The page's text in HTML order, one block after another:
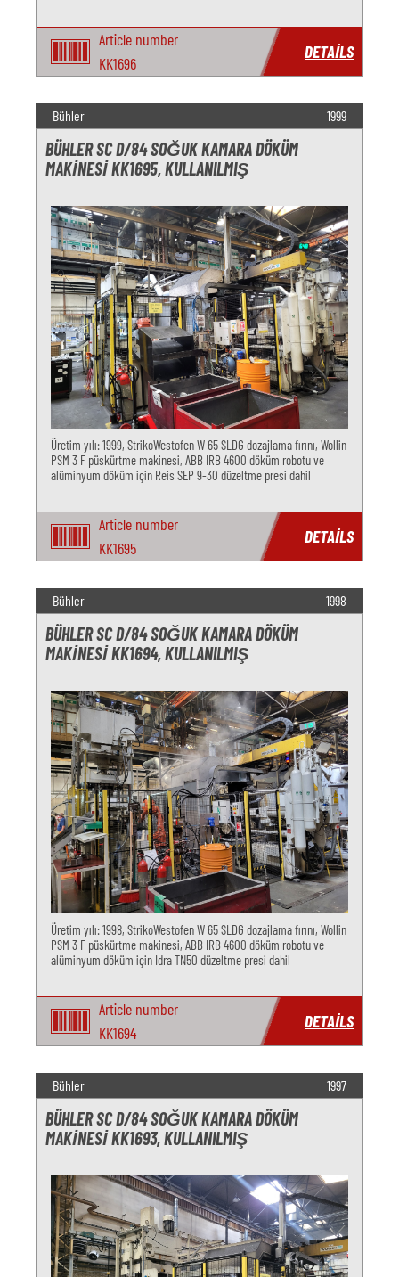
Article number
KK1696
DETAILS
Bühler 1999
BÜHLER SC D/84 SOĞUK KAMARA DÖKÜM
MAKINESI KK1695, KULLANILMIŞ
Üretim yılı: 1999, StrikoWestofen W 65 SLDG dozajlama fırını, Wollin
PSM 3 F püskürtme makinesi, ABB IRB 4600 döküm robotu ve
alüminyum döküm için Reis SEP 9-30 düzeltme presi dahil
Article number
KK1695
DETAILS
Bühler 1998
BÜHLER SC D/84 SOĞUK KAMARA DÖKÜM
MAKINESI KK1694, KULLANILMIŞ
Üretim yılı: 1998, StrikoWestofen W 65 SLDG dozajlama fırını, Wollin
PSM 3 F püskürtme makinesi, ABB IRB 4600 döküm robotu ve
alüminyum döküm için Idra TN50 düzeltme presi dahil
Article number
KK1694
DETAILS
Bühler 1997
BÜHLER SC D/84 SOĞUK KAMARA DÖKÜM
MAKINESI KK1693, KULLANILMIŞ